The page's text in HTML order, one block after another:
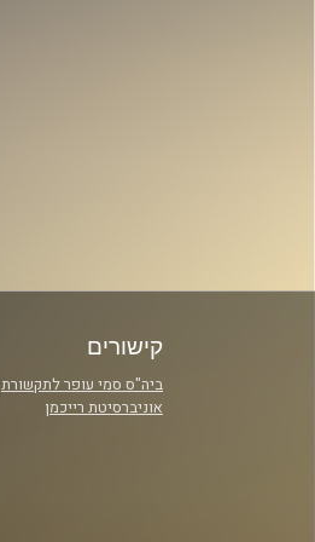
קישורים
ביה"ס סמי עופר לתקשורת
אוניברסיטת רייכמן